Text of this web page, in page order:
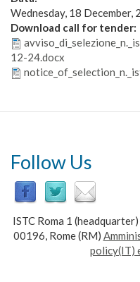
Wednesday, 18 December,
Download call for tender:
12-24.docx
Follow Us
ISTC Roma 1
00196, Rome (RM)
policy(IT)